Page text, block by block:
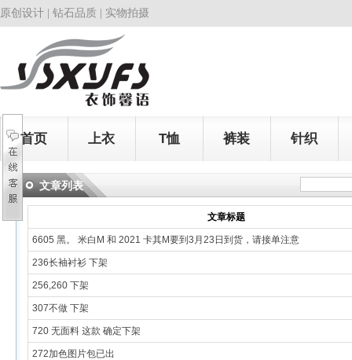
原创设计 | 钻石品质 | 实物拍摄
首页 上衣 T恤 裤装 针织
文章列表
文章标题
6605 黑。 米白M 和 2021 卡其M要到3月23日到货，请接单注意
236长袖衬衫 下架
256,260 下架
307不做 下架
720 无面料 这款 确定下架
272加色图片包已出